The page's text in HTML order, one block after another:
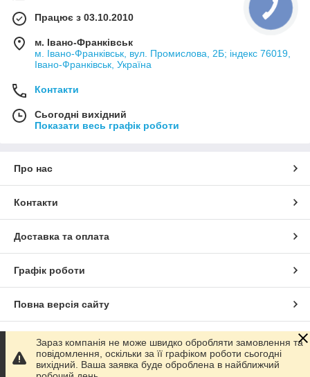
Працює з 03.10.2010
м. Івано-Франківськ
м. Івано-Франківськ, вул. Промислова, 2Б; індекс 76019,
Івано-Франківськ, Україна
Контакти
Сьогодні вихідний
Показати весь графік роботи
Про нас
Контакти
Доставка та оплата
Графік роботи
Повна версія сайту
Сайт створено на маркетплейсі Prom.ua
Політика конфіденційності
Зараз компанія не може швидко обробляти замовлення та
повідомлення, оскільки за її графіком роботи сьогодні
вихідний. Ваша заявка буде оброблена в найближчий